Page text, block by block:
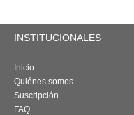
INSTITUCIONALES
Inicio
Quiénes somos
Suscripción
FAQ